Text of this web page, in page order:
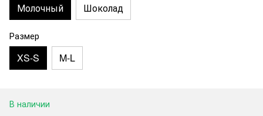
Молочный Шоколад
Размер
XS-S M-L
В наличии